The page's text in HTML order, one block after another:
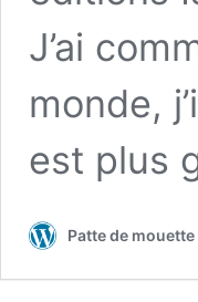
J’ai
monde,
est plus
Patte de mouette